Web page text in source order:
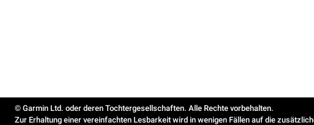
© Garmin Ltd. oder deren Tochtergesellschaften. Alle Rechte vorbehalten.
Zur Erhaltung einer vereinfachten Lesbarkeit wird in wenigen Fällen auf die